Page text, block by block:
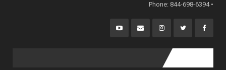
• Phone: 844-698-6394